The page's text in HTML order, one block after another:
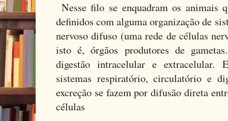
Nesse filo se enquadram os animais
definidos com alguma organização de
nervoso difuso (uma rede de células
isto é, órgãos produtores de
digestão intracelular e extracelular.
sistemas respiratório, circulatório e
excreção se fazem por difusão direta
células